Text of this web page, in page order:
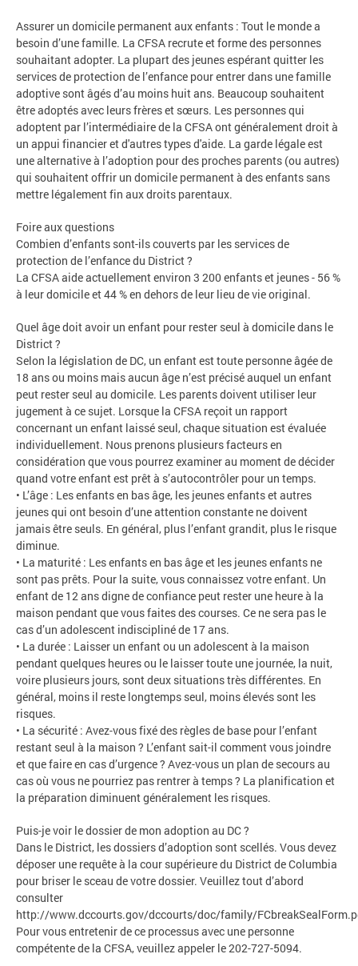
Assurer un domicile permanent aux enfants : Tout le monde a
besoin d’une famille. La CFSA recrute et forme des personnes
souhaitant adopter. La plupart des jeunes espérant quitter les
services de protection de l’enfance pour entrer dans une famille
adoptive sont âgés d’au moins huit ans. Beaucoup souhaitent
être adoptés avec leurs frères et sœurs. Les personnes qui
adoptent par l’intermédiaire de la CFSA ont généralement droit à
un appui financier et d'autres types d'aide. La garde légale est
une alternative à l’adoption pour des proches parents (ou autres)
qui souhaitent offrir un domicile permanent à des enfants sans
mettre légalement fin aux droits parentaux.
Foire aux questions
Combien d’enfants sont-ils couverts par les services de
protection de l’enfance du District ?
La CFSA aide actuellement environ 3 200 enfants et jeunes - 56 %
à leur domicile et 44 % en dehors de leur lieu de vie original.
Quel âge doit avoir un enfant pour rester seul à domicile dans le
District ?
Selon la législation de DC, un enfant est toute personne âgée de
18 ans ou moins mais aucun âge n’est précisé auquel un enfant
peut rester seul au domicile. Les parents doivent utiliser leur
jugement à ce sujet. Lorsque la CFSA reçoit un rapport
concernant un enfant laissé seul, chaque situation est évaluée
individuellement. Nous prenons plusieurs facteurs en
considération que vous pourrez examiner au moment de décider
quand votre enfant est prêt à s’autocontrôler pour un temps.
• L’âge : Les enfants en bas âge, les jeunes enfants et autres
jeunes qui ont besoin d’une attention constante ne doivent
jamais être seuls. En général, plus l’enfant grandit, plus le risque
diminue.
• La maturité : Les enfants en bas âge et les jeunes enfants ne
sont pas prêts. Pour la suite, vous connaissez votre enfant. Un
enfant de 12 ans digne de confiance peut rester une heure à la
maison pendant que vous faites des courses. Ce ne sera pas le
cas d’un adolescent indiscipliné de 17 ans.
• La durée : Laisser un enfant ou un adolescent à la maison
pendant quelques heures ou le laisser toute une journée, la nuit,
voire plusieurs jours, sont deux situations très différentes. En
général, moins il reste longtemps seul, moins élevés sont les
risques.
• La sécurité : Avez-vous fixé des règles de base pour l’enfant
restant seul à la maison ? L’enfant sait-il comment vous joindre
et que faire en cas d’urgence ? Avez-vous un plan de secours au
cas où vous ne pourriez pas rentrer à temps ? La planification et
la préparation diminuent généralement les risques.
Puis-je voir le dossier de mon adoption au DC ?
Dans le District, les dossiers d’adoption sont scellés. Vous devez
déposer une requête à la cour supérieure du District de Columbia
pour briser le sceau de votre dossier. Veuillez tout d’abord
consulter
http://www.dccourts.gov/dccourts/doc/family/
Pour vous entretenir de ce processus avec une personne
compétente de la CFSA, veuillez appeler le 202-727-5094.